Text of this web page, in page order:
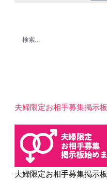
夫婦限定お相手募集掲示板
夫婦限定お相手募集掲示板